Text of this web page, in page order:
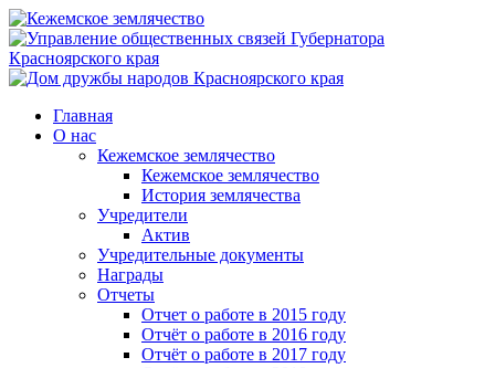
Главная
О нас
Кежемское землячество
Кежемское землячество
История землячества
Учредители
Актив
Учредительные документы
Награды
Отчеты
Отчет о работе в 2015 году
Отчёт о работе в 2016 году
Отчёт о работе в 2017 году